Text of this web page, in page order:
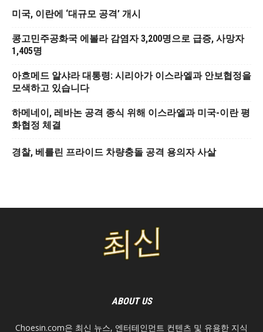
미국, 이란에 ‘대규모 공격’ 개시
콩고민주공화국 에볼라 감염자 3,200명으로 급증, 사망자
1,405명
아흐메드 알샤라 대통령: 시리아가 이스라엘과 안보협정을
모색하고 있습니다
하메네이, 레바논 공격 종식 위해 이스라엘과 미국-이란 평
화협정 체결
경찰, 베를린 프라이드 차량충돌 공격 용의자 사살
ABOUT US
Choesin.com은 최신 뉴스, 엔터테인먼트 컨텐츠 및 유용한 지식